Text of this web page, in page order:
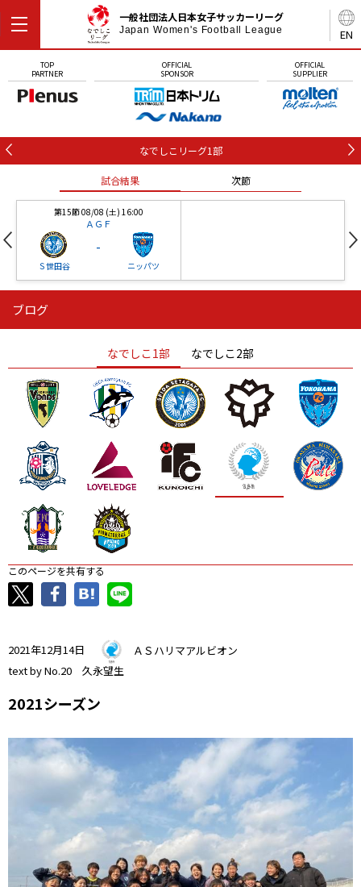
EN
一般社団法人日本女子サッカーリーグ
Japan Women's Football League
TOP
PARTNER
OFFICIAL
SPONSOR
OFFICIAL
SUPPLIER
なでしこリーグ1部
試合結果 次節
第15節 08/08 (土) 16:00
ＡＧＦ
Ｓ世田谷
-
ニッパツ
ニッパツ
ニッパツ 名古屋
石人の星
静岡 愛媛Ｌ
ブログ
なでしこ1部 なでしこ2部
このページを共有する
2021年12月14日
ＡＳハリマアルビオン
text by No.20 久永望生
2021シーズン